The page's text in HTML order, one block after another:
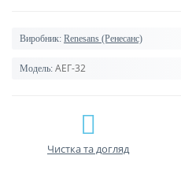
Виробник: Renesans (Ренесанс)
Модель: АЕГ-32
Чистка та догляд